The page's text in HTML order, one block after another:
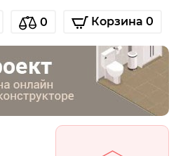
0 Корзина 0